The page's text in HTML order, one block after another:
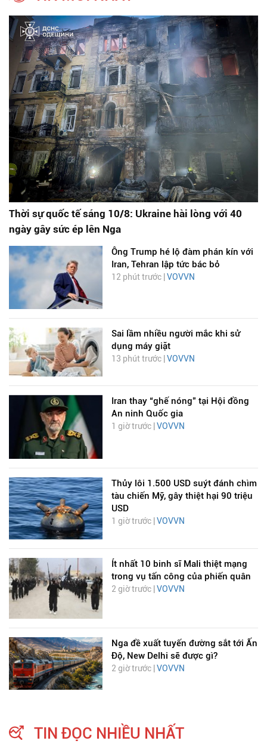
Thời sự quốc tế sáng 10/8: Ukraine hài lòng với 40
ngày gây sức ép lên Nga
Ông Trump hé lộ đàm phán kín với
Iran, Tehran lập tức bác bỏ
12 phút trước | VOVVN
Sai lầm nhiều người mắc khi sử
dụng máy giặt
13 phút trước | VOVVN
Iran thay “ghế nóng” tại Hội đồng
An ninh Quốc gia
1 giờ trước | VOVVN
Thủy lôi 1.500 USD suýt đánh chìm
tàu chiến Mỹ, gây thiệt hại 90 triệu
USD
1 giờ trước | VOVVN
Ít nhất 10 binh sĩ Mali thiệt mạng
trong vụ tấn công của phiến quân
2 giờ trước | VOVVN
Nga đề xuất tuyến đường sắt tới Ấn
Độ, New Delhi sẽ được gì?
2 giờ trước | VOVVN
TIN ĐỌC NHIỀU NHẤT